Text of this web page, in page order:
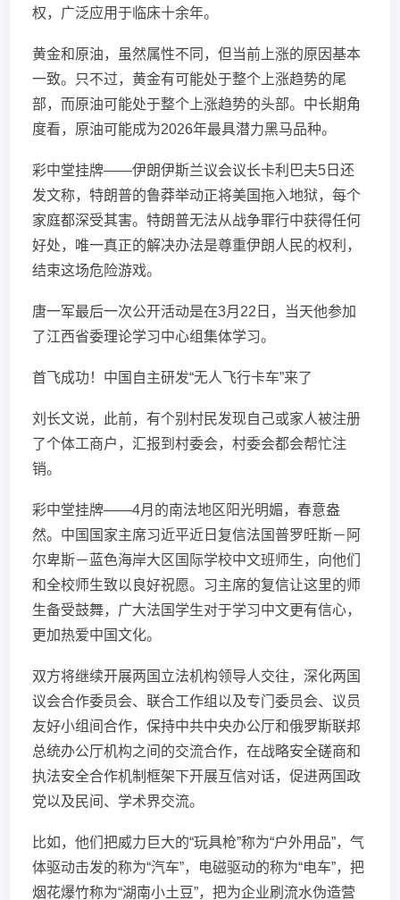
权，广泛应用于临床十余年。
黄金和原油，虽然属性不同，但当前上涨的原因基本
一致。只不过，黄金有可能处于整个上涨趋势的尾
部，而原油可能处于整个上涨趋势的头部。中长期角
度看，原油可能成为2026年最具潜力黑马品种。
彩中堂挂牌——伊朗伊斯兰议会议长卡利巴夫5日还
发文称，特朗普的鲁莽举动正将美国拖入地狱，每个
家庭都深受其害。特朗普无法从战争罪行中获得任何
好处，唯一真正的解决办法是尊重伊朗人民的权利，
结束这场危险游戏。
唐一军最后一次公开活动是在3月22日，当天他参加
了江西省委理论学习中心组集体学习。
首飞成功！中国自主研发“无人飞行卡车”来了
刘长文说，此前，有个别村民发现自己或家人被注册
了个体工商户，汇报到村委会，村委会都会帮忙注
销。
彩中堂挂牌——4月的南法地区阳光明媚，春意盎
然。中国国家主席习近平近日复信法国普罗旺斯－阿
尔卑斯－蓝色海岸大区国际学校中文班师生，向他们
和全校师生致以良好祝愿。习主席的复信让这里的师
生备受鼓舞，广大法国学生对于学习中文更有信心，
更加热爱中国文化。
双方将继续开展两国立法机构领导人交往，深化两国
议会合作委员会、联合工作组以及专门委员会、议员
友好小组间合作，保持中共中央办公厅和俄罗斯联邦
总统办公厅机构之间的交流合作，在战略安全磋商和
执法安全合作机制框架下开展互信对话，促进两国政
党以及民间、学术界交流。
比如，他们把威力巨大的“玩具枪”称为“户外用品”，气
体驱动击发的称为“汽车”，电磁驱动的称为“电车”，把
烟花爆竹称为“湖南小土豆”，把为企业刷流水伪造营